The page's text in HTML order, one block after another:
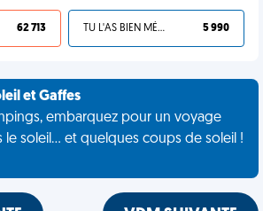
62 713 TU L'AS BIEN MÉRITÉ 5 990
et Gaffes
embarquez pour un voyage
le soleil... et quelques coups de soleil !